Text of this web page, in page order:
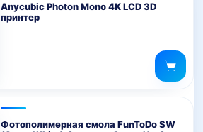
Anycubic Photon Mono 4K LCD 3D
принтер
Фотополимерная смола FunToDo SW